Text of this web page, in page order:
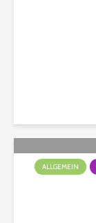
ALLGEMEIN